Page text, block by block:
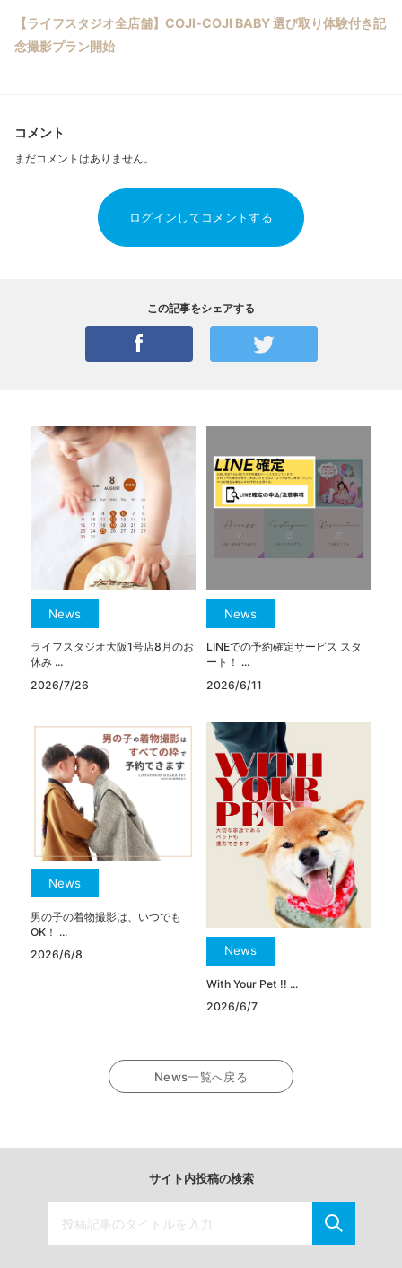
【ライフスタジオ全店舗】COJI-COJI BABY 選び取り体験付き記
念撮影プラン開始
コメント
まだコメントはありません。
ログインしてコメントする
この記事をシェアする
News
ライフスタジオ大阪1号店8月のお
休み ...
2026/7/26
News
LINEでの予約確定サービス スタ
ート！ ...
2026/6/11
News
男の子の着物撮影は、いつでも
OK！ ...
2026/6/8
News
With Your Pet !! ...
2026/6/7
News一覧へ戻る
サイト内投稿の検索